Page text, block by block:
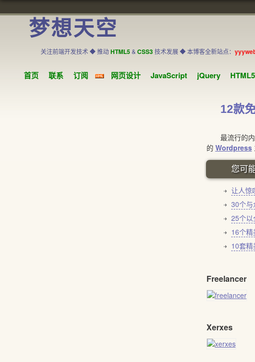
梦想天空
关注前端开发技术 ◆ 推动HTML5& CSS3技术发展 ◆ 本博客全新站点：
首页 联系 订阅 网页设计 JavaScript jQuery HTML5
12款
最流行的内
的 Wordpress
您可
让人惊
30个与
25个以
16个
10套
Freelancer
Xerxes